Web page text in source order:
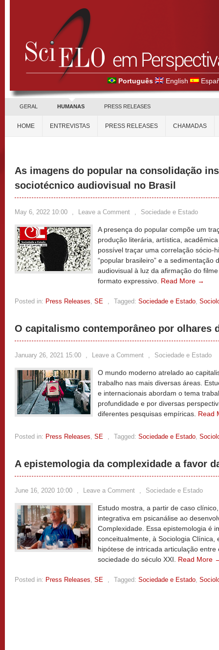
Português English
GERAL HUMANAS PRESS RELEASES
HOME ENTREVISTAS PRESS RELEASES CHAMADAS
As imagens do popular na consolidação
sociotécnico audiovisual no Brasil
May 6, 2022 10:00 , Leave a Comment , Sociedade e Estado
A presença do popular compõe um
produção literária, artística,
possível traçar uma correlação sócio-
“popular brasileiro” e a sedimentação
audiovisual à luz da afirmação do
formato expressivo. Read More →
Posted in: Press Releases, SE , Tagged: Sociedade e Estado,
O capitalismo contemporâneo por olhares
January 26, 2021 15:00 , Leave a Comment , Sociedade e Estado
O mundo moderno atrelado ao
trabalho nas mais diversas áreas.
e internacionais abordam o tema
profundidade e por diversas
diferentes pesquisas empíricas. Read
Posted in: Press Releases, SE , Tagged: Sociedade e Estado,
A epistemologia da complexidade a favor
June 16, 2020 10:00 , Leave a Comment , Sociedade e Estado
Estudo mostra, a partir de caso
integrativa em psicanálise ao
Complexidade. Essa epistemologia é
conceitualmente, à Sociologia Clínica,
hipótese de intricada articulação
sociedade do século XXI. Read More
Posted in: Press Releases, SE , Tagged: Sociedade e Estado,